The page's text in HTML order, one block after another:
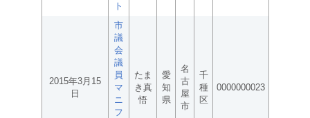
ト
2015年3月15
日
市
議
会
議
員
マ
ニ
フ
たま
き真
悟
愛
知
県
名
古
屋
市
千
種
区
0000000023